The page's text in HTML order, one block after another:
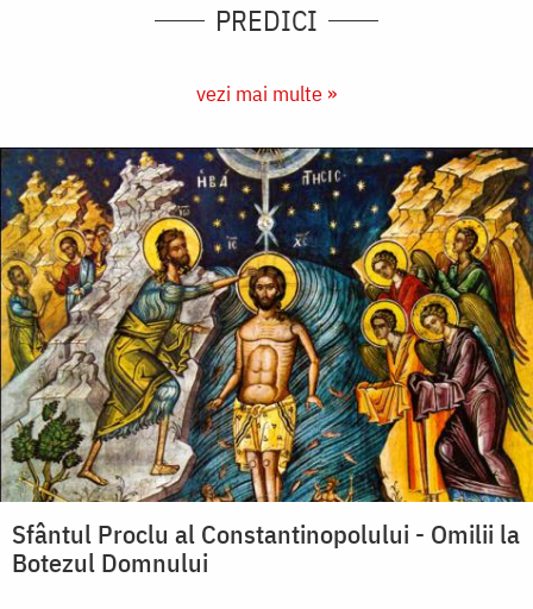
PREDICI
vezi mai multe »
Sfântul Proclu al Constantinopolului - Omilii la
Botezul Domnului